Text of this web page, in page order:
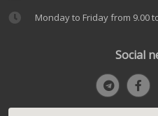
Monday to Friday from 9.00
Social